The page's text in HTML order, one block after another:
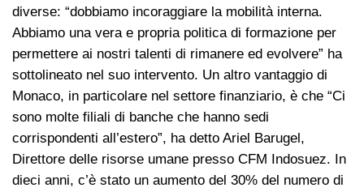
diverse: “dobbiamo incoraggiare la mobilità interna.
Abbiamo una vera e propria politica di formazione per
permettere ai nostri talenti di rimanere ed evolvere” ha
sottolineato nel suo intervento. Un altro vantaggio di
Monaco, in particolare nel settore finanziario, è che “Ci
sono molte filiali di banche che hanno sedi
corrispondenti all’estero”, ha detto Ariel Barugel,
Direttore delle risorse umane presso CFM Indosuez. In
dieci anni, c’è stato un aumento del 30% del numero di